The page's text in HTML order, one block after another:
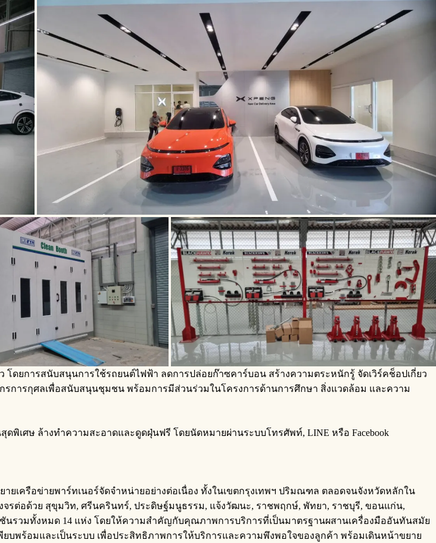
ดยการสนับสนุนการใช้รถยนต์ไฟฟ้า ลดการปล่อยก๊าซคาร์บอน สร้างความตระหนักรู้ จัดเวิร์คช็อปเกี่ยว
การกุศลเพื่อสนับสนุนชุมชน พร้อมการมีส่วนร่วมในโครงการด้านการศึกษา สิ่งแวดล้อม และความ
พิเศษ ล้างทำความสะอาดและดูดฝุ่นฟรี โดยนัดหมายผ่านระบบโทรศัพท์, LINE หรือ Facebook
ยเครือข่ายพาร์ทเนอร์จัดจำหน่ายอย่างต่อเนื่อง ทั้งในเขตกรุงเทพฯ ปริมณฑล ตลอดจนจังหวัดหลักใน
รต่อด้วย สุขุมวิท, ศรีนครินทร์, ประดิษฐ์มนูธรรม, แจ้งวัฒนะ, ราชพฤกษ์, พัทยา, ราชบุรี, ขอนแก่น,
ชันรวมทั้งหมด 14 แห่ง โดยให้ความสำคัญกับคุณภาพการบริการที่เป็นมาตรฐานผสานเครื่องมืออันทันสมัย
พียบพร้อมและเป็นระบบ เพื่อประสิทธิภาพการให้บริการและความพึงพอใจของลูกค้า พร้อมเดินหน้าขยาย